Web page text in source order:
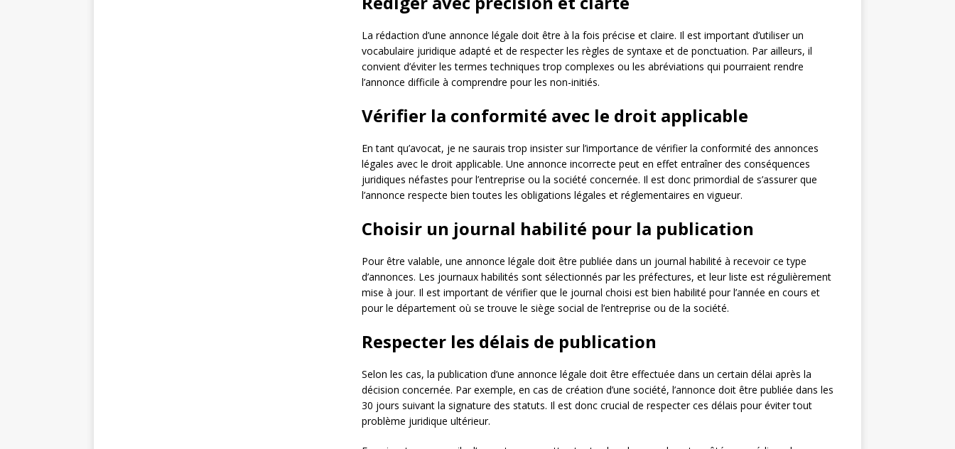
La rédaction d’une annonce légale doit être à la fois précise et claire. Il est important d’utiliser un
vocabulaire juridique adapté et de respecter les règles de syntaxe et de ponctuation. Par ailleurs, il
convient d’éviter les termes techniques trop complexes ou les abréviations qui pourraient rendre
l’annonce difficile à comprendre pour les non-initiés.
Vérifier la conformité avec le droit applicable
En tant qu’avocat, je ne saurais trop insister sur l’importance de vérifier la conformité des annonces
légales avec le droit applicable. Une annonce incorrecte peut en effet entraîner des conséquences
juridiques néfastes pour l’entreprise ou la société concernée. Il est donc primordial de s’assurer que
l’annonce respecte bien toutes les obligations légales et réglementaires en vigueur.
Choisir un journal habilité pour la publication
Pour être valable, une annonce légale doit être publiée dans un journal habilité à recevoir ce type
d’annonces. Les journaux habilités sont sélectionnés par les préfectures, et leur liste est régulièrement
mise à jour. Il est important de vérifier que le journal choisi est bien habilité pour l’année en cours et
pour le département où se trouve le siège social de l’entreprise ou de la société.
Respecter les délais de publication
Selon les cas, la publication d’une annonce légale doit être effectuée dans un certain délai après la
décision concernée. Par exemple, en cas de création d’une société, l’annonce doit être publiée dans les
30 jours suivant la signature des statuts. Il est donc crucial de respecter ces délais pour éviter tout
problème juridique ultérieur.